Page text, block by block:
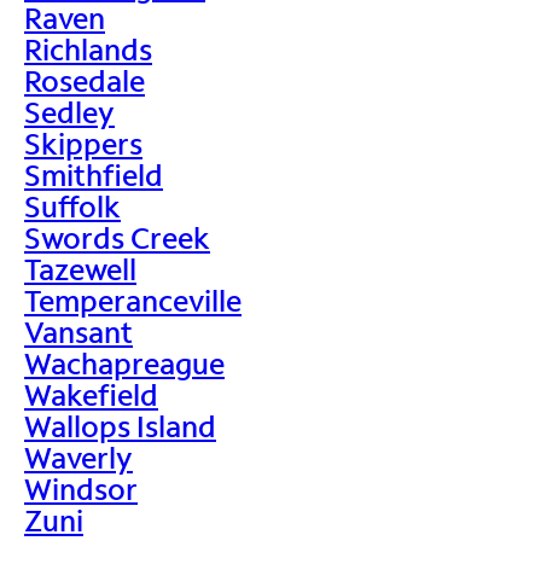
Raven
Richlands
Rosedale
Sedley
Skippers
Smithfield
Suffolk
Swords Creek
Tazewell
Temperanceville
Vansant
Wachapreague
Wakefield
Wallops Island
Waverly
Windsor
Zuni